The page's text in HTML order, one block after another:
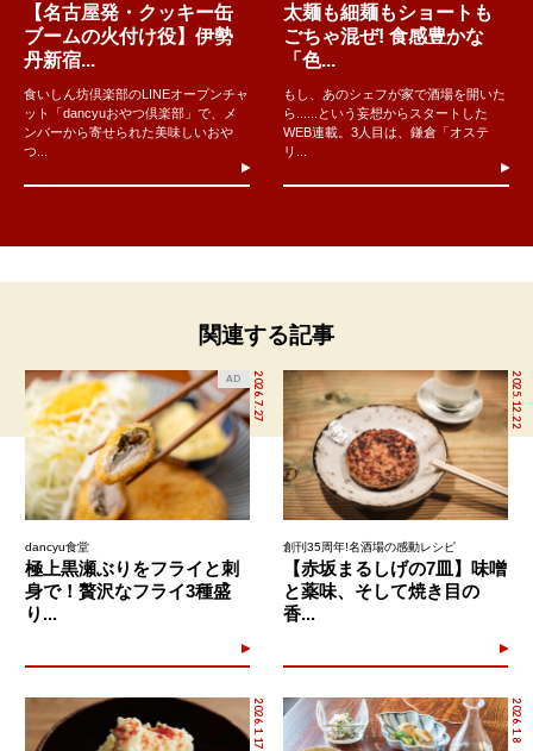
【名古屋発・クッキー缶
ブームの火付け役】伊勢
丹新宿...
食いしん坊倶楽部のLINEオープンチャ
ット「dancyuおやつ倶楽部」で、メ
ンバーから寄せられた美味しいおや
つ...
太麺も細麺もショートも
ごちゃ混ぜ! 食感豊かな
「色...
もし、あのシェフが家で酒場を開いた
ら......という妄想からスタートした
WEB連載。3人目は、鎌倉「オステ
リ...
関連する記事
2026.7.27
AD
dancyu食堂
極上黒瀬ぶりをフライと刺
身で！贅沢なフライ3種盛
り...
2025.12.22
創刊35周年!名酒場の感動レシピ
【赤坂まるしげの7皿】味噌
と薬味、そして焼き目の
香...
2026.1.17 2026.1.8